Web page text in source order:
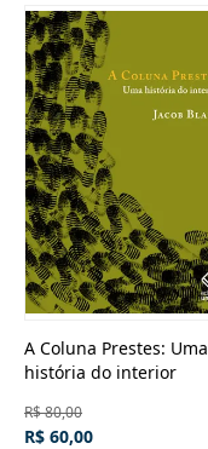
A Coluna Prestes: Uma
história do interior
R$ 80,00
R$ 60,00